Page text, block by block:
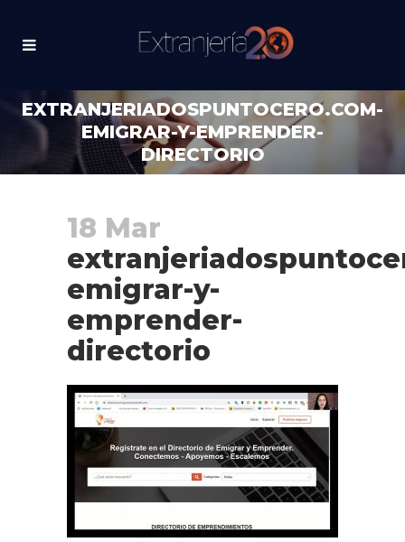
EXTRANJERIADOSPUNTOCERO.COM-
EMIGRAR-Y-EMPRENDER-
DIRECTORIO
18 Mar
emigrar-y-
emprender-
directorio